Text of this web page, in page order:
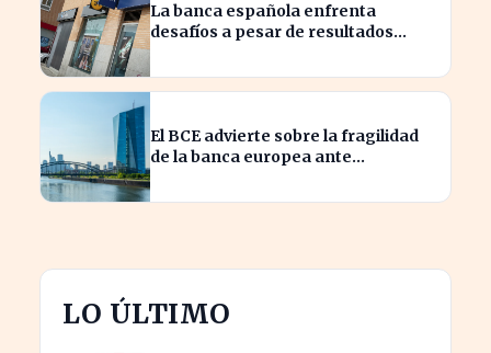
La banca española enfrenta
desafíos a pesar de resultados
El BCE advierte sobre la fragilidad
de la banca europea ante
LO ÚLTIMO